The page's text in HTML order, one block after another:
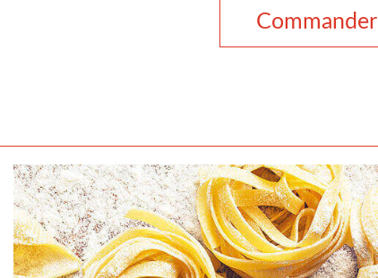
Commander